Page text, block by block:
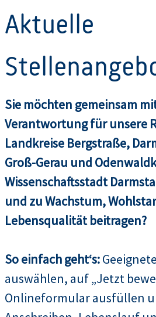
Aktuelle
Sie möchten gemeinsam
Verantwortung für unsere
Landkreise Bergstraße,
Groß-Gerau und
Wissenschaftsstadt
und zu Wachstum,
Lebensqualität beitragen?
So einfach geht‘s:
auswählen, auf „Jetzt
Onlineformular ausfüllen